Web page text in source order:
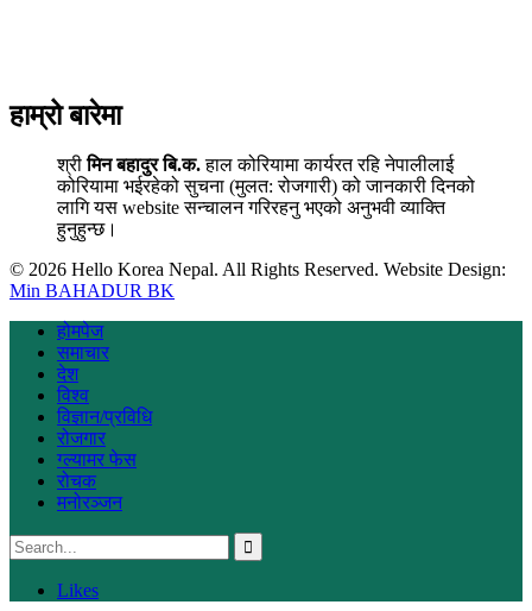
हाम्रो बारेमा
श्रीमिन बहादुर बि.क.हाल कोरियामा कार्यरत रहि नेपालीलाई
कोरियामा भईरहेको सुचना (मुलत: रोजगारी) को जानकारी दिनको
लागि यस website सन्चालन गरिरहनु भएको अनुभवी व्याक्ति
हुनुहुन्छ।
© 2026 Hello Korea Nepal. All Rights Reserved. Website Design:
Min BAHADUR BK
होमपेज
समाचार
देश
विश्व
विज्ञान/प्रविधि
रोजगार
ग्ल्यामर फेस
रोचक
मनोरञ्जन
Likes